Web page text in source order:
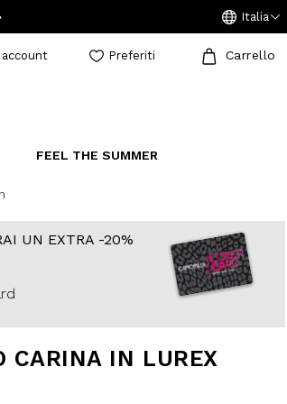
Italia
Preferiti Carrello
FEEL THE SUMMER
UN EXTRA -20%
CARINA IN LUREX